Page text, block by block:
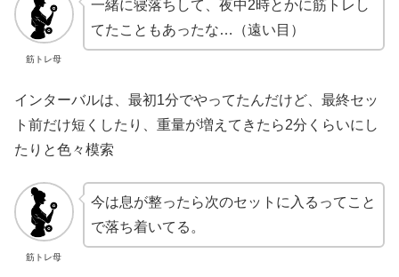
筋トレ母
一緒に寝落ちして、夜中2時とかに筋トレし
てたこともあったな…（遠い目）
インターバルは、最初1分でやってたんだけど、最終セッ
ト前だけ短くしたり、重量が増えてきたら2分くらいにし
たりと色々模索
筋トレ母
今は息が整ったら次のセットに入るってこと
で落ち着いてる。